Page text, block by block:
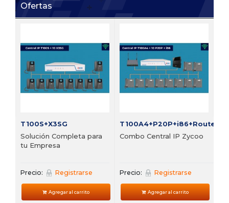
Ofertas
T100S+X3SG
Solución Completa para
tu Empresa
Precio: Registrarse
Agregar al carrito
T100A4+P20P+i86+Router
Combo Central IP Zycoo
Precio: Registrarse
Agregar al carrito